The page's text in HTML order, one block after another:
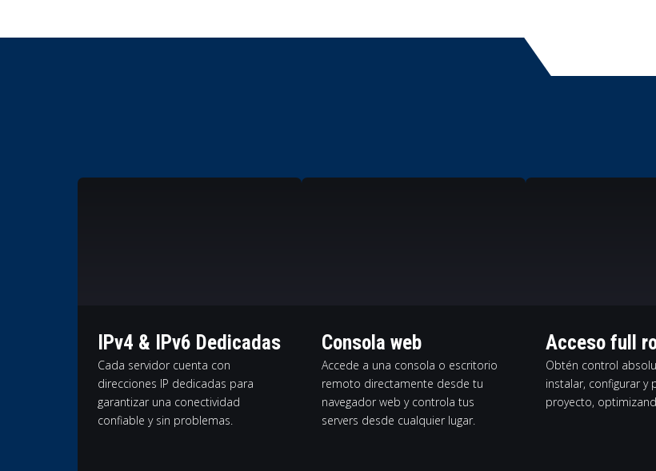
IPv4 & IPv6 Dedicadas
Cada servidor cuenta con
direcciones IP dedicadas para
garantizar una conectividad
confiable y sin problemas.
Consola web
Accede a una consola o escritorio
remoto directamente desde tu
navegador web y controla tus
servers desde cualquier lugar.
Acceso full
Obtén control
instalar, configurar y
proyecto,